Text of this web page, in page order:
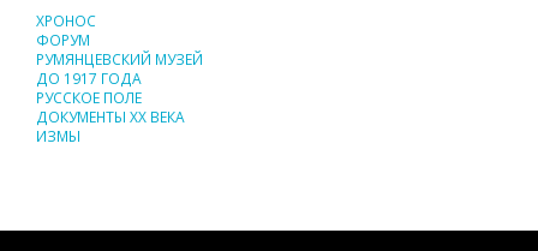
ХРОНОС
ФОРУМ
РУМЯНЦЕВСКИЙ МУЗЕЙ
ДО 1917 ГОДА
РУССКОЕ ПОЛЕ
ДОКУМЕНТЫ XX ВЕКА
ИЗМЫ